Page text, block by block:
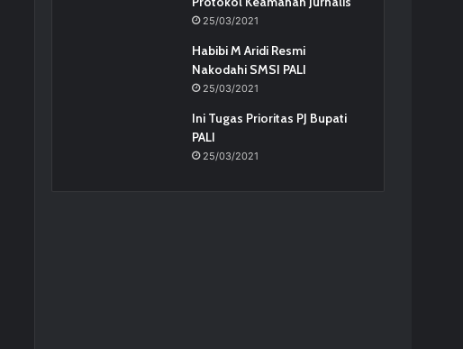
25/03/2021
Habibi M Aridi Resmi
Nakodahi SMSI PALI
25/03/2021
Ini Tugas Prioritas PJ Bupati
PALI
25/03/2021